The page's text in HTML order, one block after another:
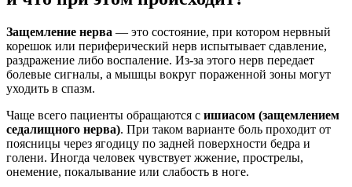
Защемление нерва — это состояние, при котором нервный
корешок или периферический нерв испытывает сдавление,
раздражение либо воспаление. Из-за этого нерв передает
болевые сигналы, а мышцы вокруг пораженной зоны могут
уходить в спазм.
Чаще всего пациенты обращаются с ишиасом (защемлением
седалищного нерва). При таком варианте боль проходит от
поясницы через ягодицу по задней поверхности бедра и
голени. Иногда человек чувствует жжение, прострелы,
онемение, покалывание или слабость в ноге.